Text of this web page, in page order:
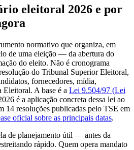
eleitoral 2026 e por
normativo que organiza, em
de uma eleição — da abertura do
do eleito. Não é cronograma
do Tribunal Superior Eleitoral,
fornecedores, mídia,
Eleitoral. A base é a Lei 9.504/97 (Lei
é a aplicação concreta dessa lei ao
14 resoluções publicadas pelo TSE em
oficial sobre as principais datas.
de planejamento útil — antes da
rápido. Quem opera mandato